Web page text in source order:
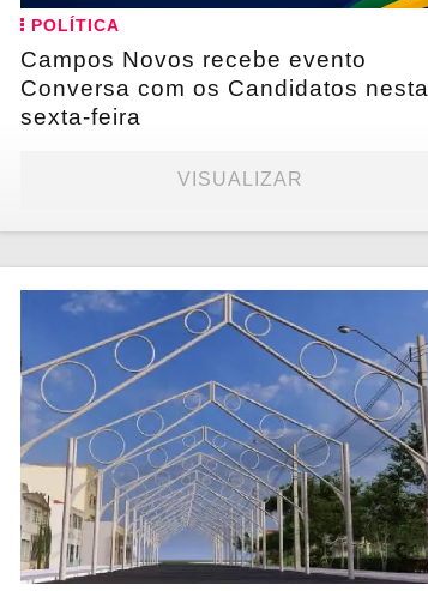
POLÍTICA
Campos Novos recebe evento
Conversa com os Candidatos nesta
sexta-feira
VISUALIZAR